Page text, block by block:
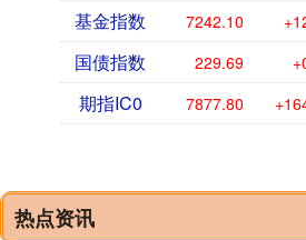
基金指数 7242.10
国债指数 229.69
期指IC0 7877.80
热点资讯